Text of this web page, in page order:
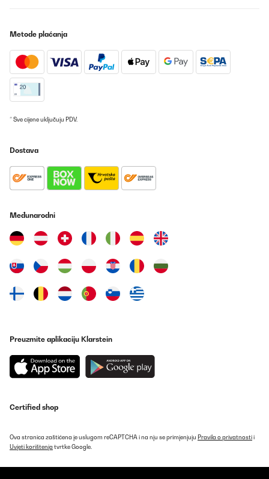
Metode plaćanja
* Sve cijene uključuju PDV.
Dostava
Međunarodni
Preuzmite aplikaciju Klarstein
Certified shop
Ova stranica zaštićena je uslugom reCAPTCHA i na nju se primjenjuju Pravila o privatnostii
Uvjeti korištenja tvrtke Google.